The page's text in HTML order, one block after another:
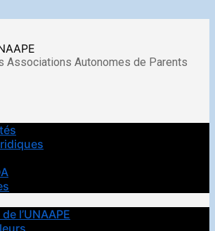
Associations Autonomes de Parents
de l’UNAAPE